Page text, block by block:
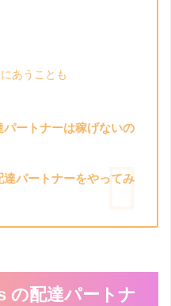
あうことも
ートナーは稼げないの
パートナーをやってみ
の配達パートナ